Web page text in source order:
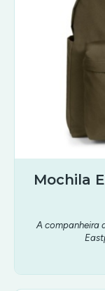
Mochila
A companheira